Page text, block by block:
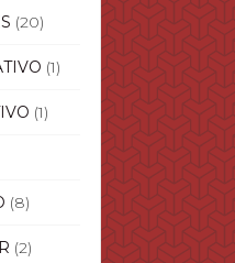
(20)
(1)
(1)
(8)
(2)